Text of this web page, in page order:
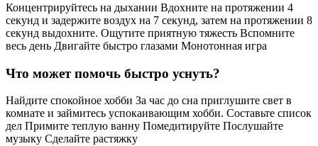
Концентрируйтесь на дыхании Вдохните на протяжении 4
секунд и задержите воздух на 7 секунд, затем на протяжении 8
секунд выдохните. Ощутите приятную тяжесть Вспомните
весь день Двигайте быстро глазами Монотонная игра
Что может помочь быстро уснуть?
Найдите спокойное хобби За час до сна приглушите свет в
комнате и займитесь успокаивающим хобби. Составьте список
дел Примите теплую ванну Помедитируйте Послушайте
музыку Сделайте растяжку